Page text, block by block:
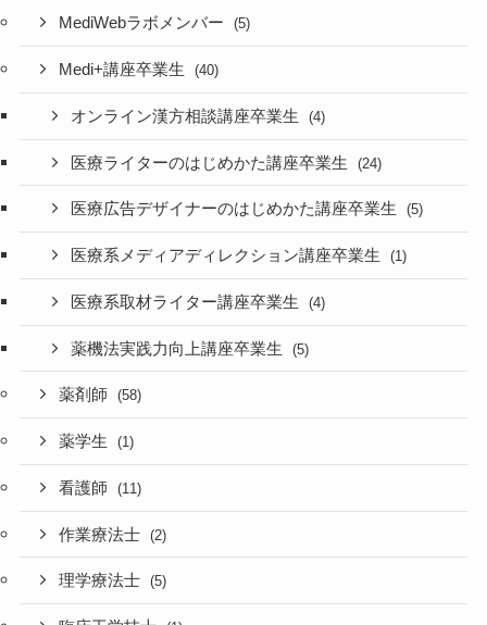
MediWebラボメンバー (5)
Medi+講座卒業生 (40)
オンライン漢方相談講座卒業生 (4)
医療ライターのはじめかた講座卒業生 (24)
医療広告デザイナーのはじめかた講座卒業生 (5)
医療系メディアディレクション講座卒業生 (1)
医療系取材ライター講座卒業生 (4)
薬機法実践力向上講座卒業生 (5)
薬剤師 (58)
薬学生 (1)
看護師 (11)
作業療法士 (2)
理学療法士 (5)